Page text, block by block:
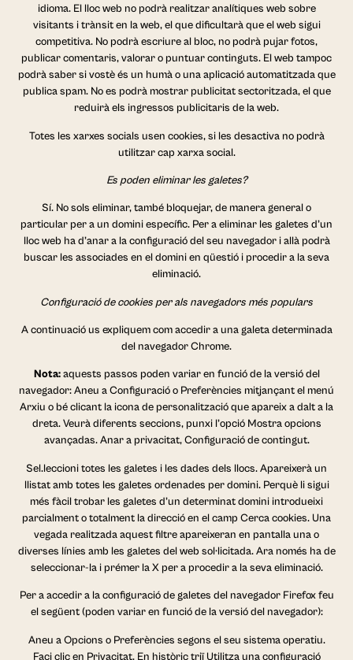
idioma. El lloc web no podrà realitzar analítiques web sobre
visitants i trànsit en la web, el que dificultarà que el web sigui
competitiva. No podrà escriure al bloc, no podrà pujar fotos,
publicar comentaris, valorar o puntuar continguts. El web tampoc
podrà saber si vostè és un humà o una aplicació automatitzada que
publica spam. No es podrà mostrar publicitat sectoritzada, el que
reduirà els ingressos publicitaris de la web.
Totes les xarxes socials usen cookies, si les desactiva no podrà
utilitzar cap xarxa social.
Es poden eliminar les galetes?
Sí. No sols eliminar, també bloquejar, de manera general o
particular per a un domini específic. Per a eliminar les galetes d’un
lloc web ha d’anar a la configuració del seu navegador i allà podrà
buscar les associades en el domini en qüestió i procedir a la seva
eliminació.
Configuració de cookies per als navegadors més populars
A continuació us expliquem com accedir a una galeta determinada
del navegador Chrome.
Nota:aquests passos poden variar en funció de la versió del
navegador: Aneu a Configuració o Preferències mitjançant el menú
Arxiu o bé clicant la icona de personalització que apareix a dalt a la
dreta. Veurà diferents seccions, punxi l’opció Mostra opcions
avançadas. Anar a privacitat, Configuració de contingut.
Sel.leccioni totes les galetes i les dades dels llocs. Apareixerà un
llistat amb totes les galetes ordenades per domini. Perquè li sigui
més fàcil trobar les galetes d’un determinat domini introdueixi
parcialment o totalment la direcció en el camp Cerca cookies. Una
vegada realitzada aquest filtre apareixeran en pantalla una o
diverses línies amb les galetes del web sol·licitada. Ara només ha de
seleccionar-la i prémer la X per a procedir a la seva eliminació.
Per a accedir a la configuració de galetes del navegador Firefox feu
el següent (poden variar en funció de la versió del navegador):
Aneu a Opcions o Preferències segons el seu sistema operatiu.
Faci clic en Privacitat. En històric triï Utilitza una configuració